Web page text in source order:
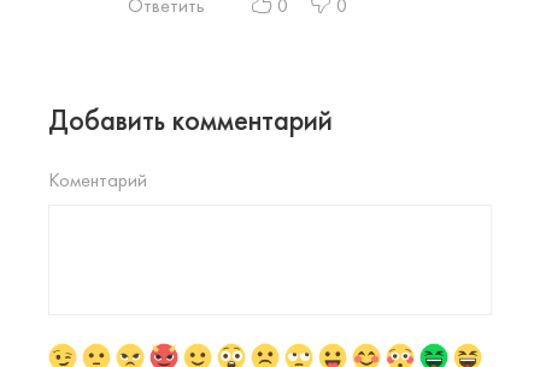
Ответить
0 0
Добавить комментарий
Коментарий